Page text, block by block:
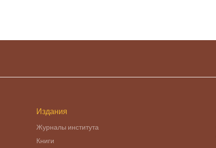
Издания
Журналы института
Книги